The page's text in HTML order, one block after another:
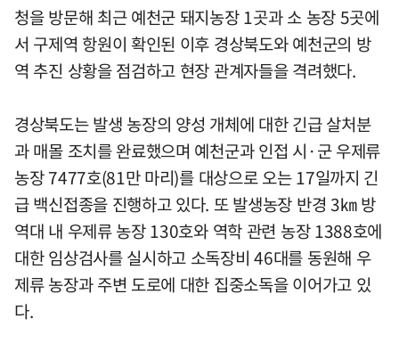
청을 방문해 최근 예천군 돼지농장 1곳과 소 농장 5곳에
서 구제역 항원이 확인된 이후 경상북도와 예천군의 방
역 추진 상황을 점검하고 현장 관계자들을 격려했다.
경상북도는 발생 농장의 양성 개체에 대한 긴급 살처분
과 매몰 조치를 완료했으며 예천군과 인접 시·군 우제류
농장 7477호(81만 마리)를 대상으로 오는 17일까지 긴
급 백신접종을 진행하고 있다. 또 발생농장 반경 3㎞ 방
역대 내 우제류 농장 130호와 역학 관련 농장 1388호에
대한 임상검사를 실시하고 소독장비 46대를 동원해 우
제류 농장과 주변 도로에 대한 집중소독을 이어가고 있
다.